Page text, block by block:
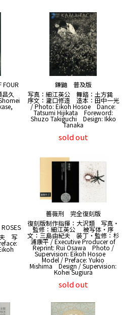
FOUR
昌久
鎌鼬 普及版
写真：細江英公 舞踏：土方巽
序文：瀧口修造 造本：田中一光
/ Photo: Eikoh Hosoe Dance:
Tatsumi Hijikata Foreword:
Shuzo Takiguchi Design: Ikko
Tanaka
sold out
夫 写
薔薇刑 完全復刻版
復刻版制作指揮：大沢類 写真・
監修：細江英公 被写体・序
文：三島由紀夫 装丁・監修：杉
浦康平 / Executive Producer of
Reprint: Rui Osawa Photo /
Supervision: Eikoh Hosoe
Model / Preface: Yukio
Mishima Design / Supervision:
Kohei Sugiura
sold out